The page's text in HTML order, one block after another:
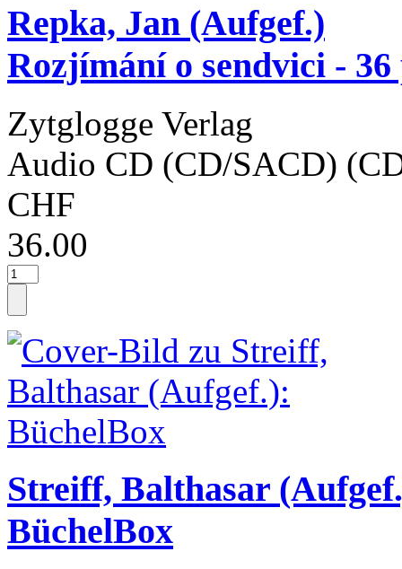
Repka, Jan (Aufgef.)
Rozjímání o sendvici - 36
Zytglogge Verlag
Audio CD (CD/SACD)
CHF
36.00
Streiff, Balthasar
BüchelBox